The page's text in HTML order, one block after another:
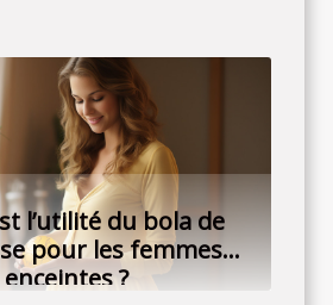
l’utilité du bola de
pour les femmes
enceintes ?